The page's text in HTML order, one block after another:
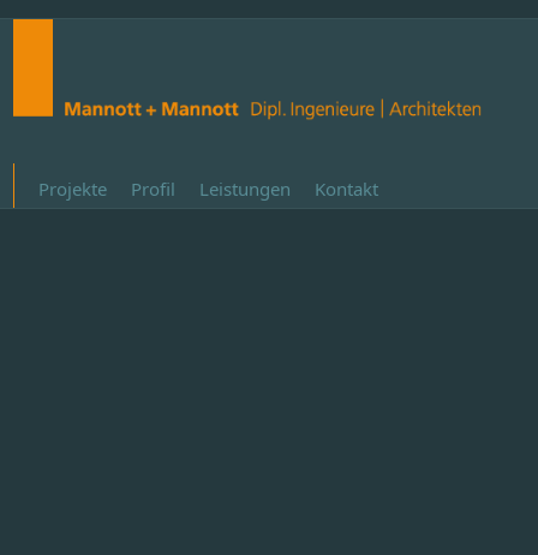
Projekte Profil Leistungen Kontakt